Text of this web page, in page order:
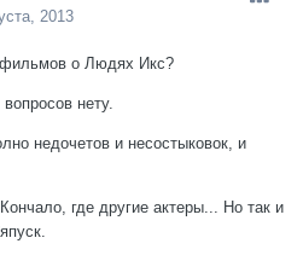
2013
о Людях Икс?
нету.
недочетов и несостыковок, и
где другие актеры... Но так и